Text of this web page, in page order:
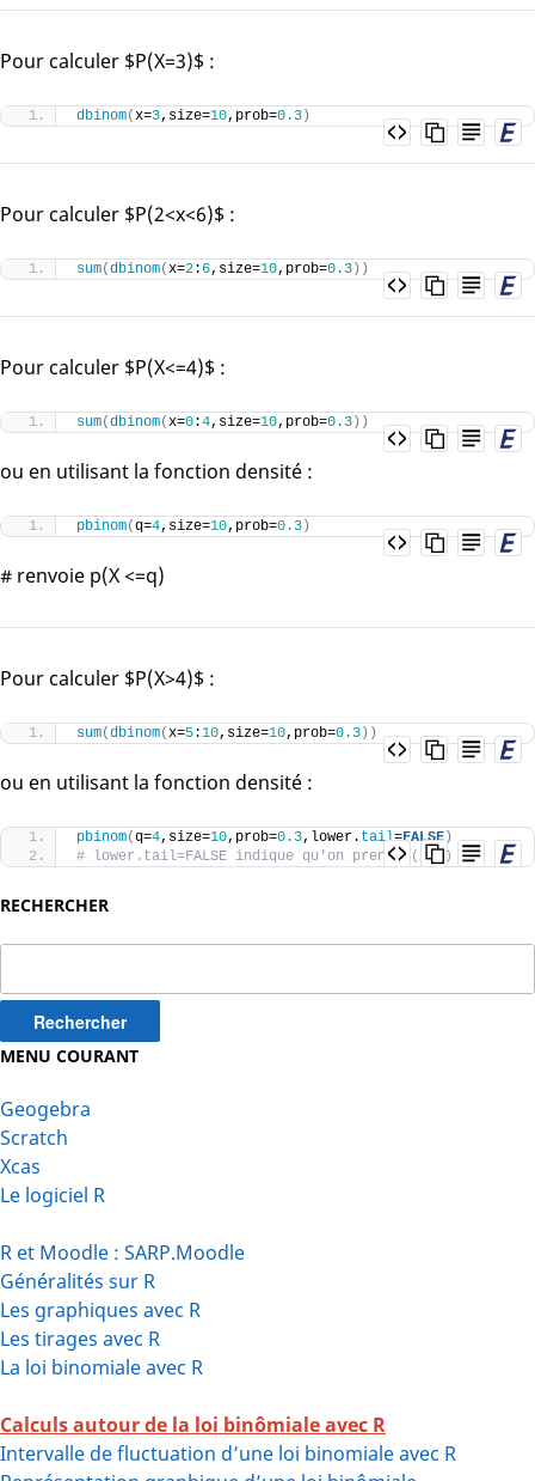
RECHERCHER
MENU COURANT
Geogebra
Scratch
Xcas
Le logiciel R
R et Moodle : SARP.Moodle
Généralités sur R
Les graphiques avec R
Les tirages avec R
La loi binomiale avec R
Calculs autour de la loi binômiale avec R
Intervalle de fluctuation d’une loi binomiale avec R
Pour calculer $P(X=3)$ :
dbinom(x=3,size=10,prob=0.3 )
Pour calculer $P(2<x<6)$ :
sum(dbinom(x=2: 6,size=10,prob=0.3 ))
Pour calculer $P(X<=4)$ :
sum(dbinom(x=0:4,size=10,prob=0.3 ))
ou en utilisant la fonction densité :
pbinom(q=4,size=10,prob=0.3 )
# renvoie p(X <=q)
Pour calculer $P(X>4)$ :
sum(dbinom(x=5:10,size=10,prob=0.3 ))
ou en utilisant la fonction densité :
pbinom(q=4,size=10,prob=0.3,lower. tail=FALSE)
# lower.tail=FALSE indique qu'on prend p(X>q)